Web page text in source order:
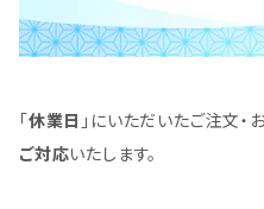
「休業日 」にいただいたご注文・
ご対応いたします。